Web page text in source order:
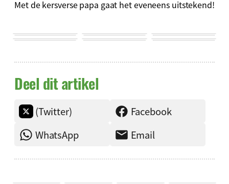
Met de kersverse papa gaat het eveneens uitstekend!
Deel dit artikel
(Twitter)
Facebook
WhatsApp
Email